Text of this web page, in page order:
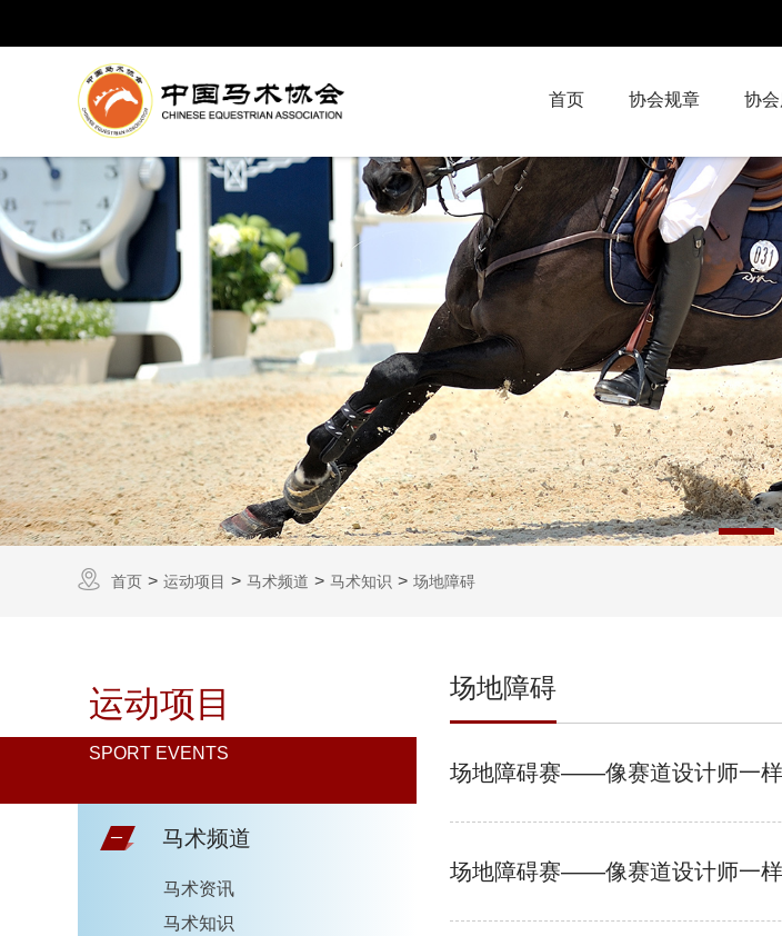
首页 协会规章 协
首页 运动项目 马术频道 马术知识 场地障碍
运动项目
SPORT EVENTS
马术频道
马术资讯
马术知识
场地障碍
场地障碍赛——像赛道设计师一样
场地障碍赛——像赛道设计师一样